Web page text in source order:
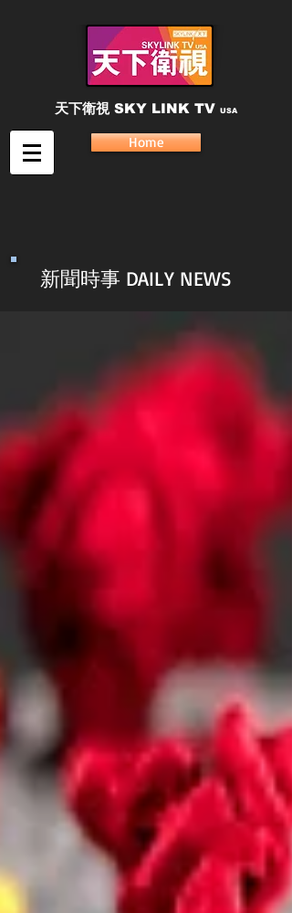
天下衛視 SKY LINK TV USA
Home
新聞時事 DAILY NEWS